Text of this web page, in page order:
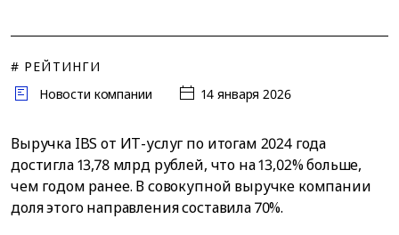
# РЕЙТИНГИ
Новости компании
14 января 2026
Выручка IBS от ИТ-услуг по итогам 2024 года
достигла 13,78 млрд рублей, что на 13,02% больше,
чем годом ранее. В совокупной выручке компании
доля этого направления составила 70%.